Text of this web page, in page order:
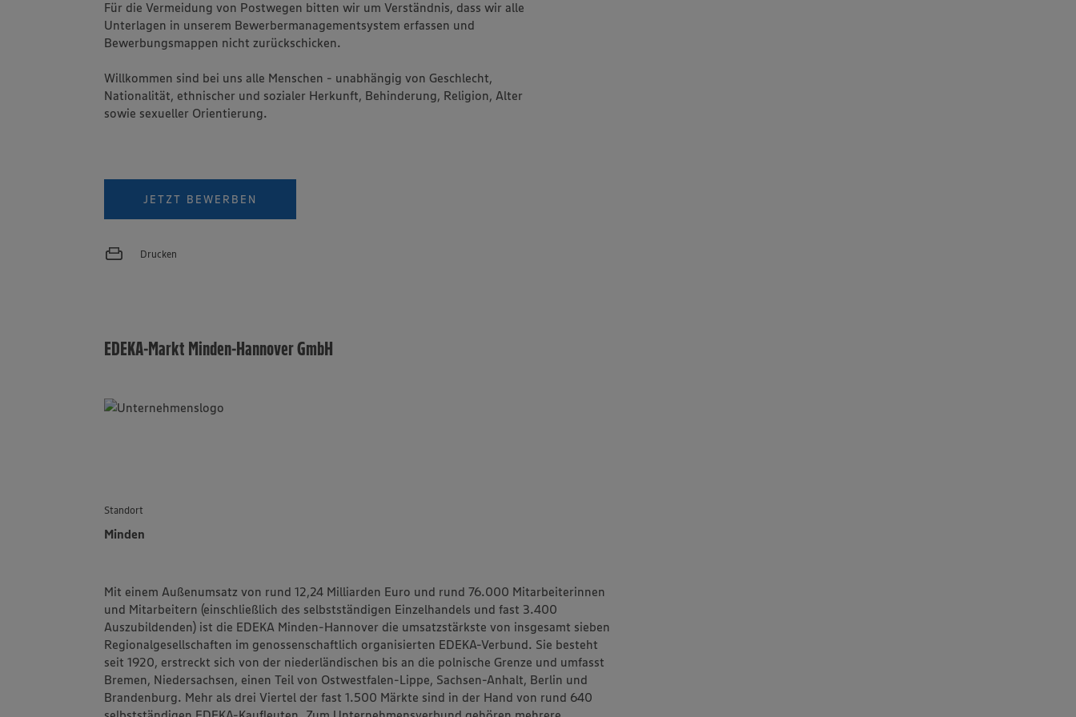
Für die Vermeidung von Postwegen bitten wir um Verständnis, dass wir alle
Unterlagen in unserem Bewerbermanagementsystem erfassen und
Bewerbungsmappen nicht zurückschicken.
Willkommen sind bei uns alle Menschen - unabhängig von Geschlecht,
Nationalität, ethnischer und sozialer Herkunft, Behinderung, Religion, Alter
sowie sexueller Orientierung.
JETZT BEWERBEN
Drucken
EDEKA-Markt Minden-Hannover GmbH
Standort
Minden
Mit einem Außenumsatz von rund 12,24 Milliarden Euro und rund 76.000 Mitarbeiterinnen
und Mitarbeitern (einschließlich des selbstständigen Einzelhandels und fast 3.400
Auszubildenden) ist die EDEKA Minden-Hannover die umsatzstärkste von insgesamt sieben
Regionalgesellschaften im genossenschaftlich organisierten EDEKA-Verbund. Sie besteht
seit 1920, erstreckt sich von der niederländischen bis an die polnische Grenze und umfasst
Bremen, Niedersachsen, einen Teil von Ostwestfalen-Lippe, Sachsen-Anhalt, Berlin und
Brandenburg. Mehr als drei Viertel der fast 1.500 Märkte sind in der Hand von rund 640